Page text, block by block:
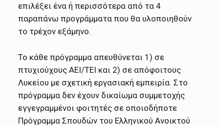
επιλέξει ένα ή περισσότερα από τα 4
παραπάνω προγράμματα που θα υλοποιηθούν
το τρέχον εξάμηνο.
Το κάθε πρόγραμμα απευθύνεται 1) σε
πτυχιούχους ΑΕΙ/ΤΕΙ και 2) σε απόφοιτους
Λυκείου με σχετική εργασιακή εμπειρία. Στο
πρόγραμμα δεν έχουν δικαίωμα συμμετοχής
εγγεγραμμένοι φοιτητές σε οποιοδήποτε
Πρόγραμμα Σπουδών του Ελληνικού Ανοικτού